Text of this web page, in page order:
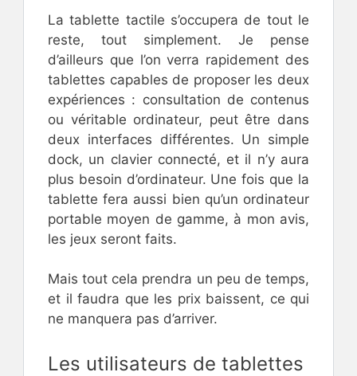
La tablette tactile s’occupera de tout le
reste, tout simplement. Je pense
d’ailleurs que l’on verra rapidement des
tablettes capables de proposer les deux
expériences : consultation de contenus
ou véritable ordinateur, peut être dans
deux interfaces différentes. Un simple
dock, un clavier connecté, et il n’y aura
plus besoin d’ordinateur. Une fois que la
tablette fera aussi bien qu’un ordinateur
portable moyen de gamme, à mon avis,
les jeux seront faits.
Mais tout cela prendra un peu de temps,
et il faudra que les prix baissent, ce qui
ne manquera pas d’arriver.
Les utilisateurs de tablettes